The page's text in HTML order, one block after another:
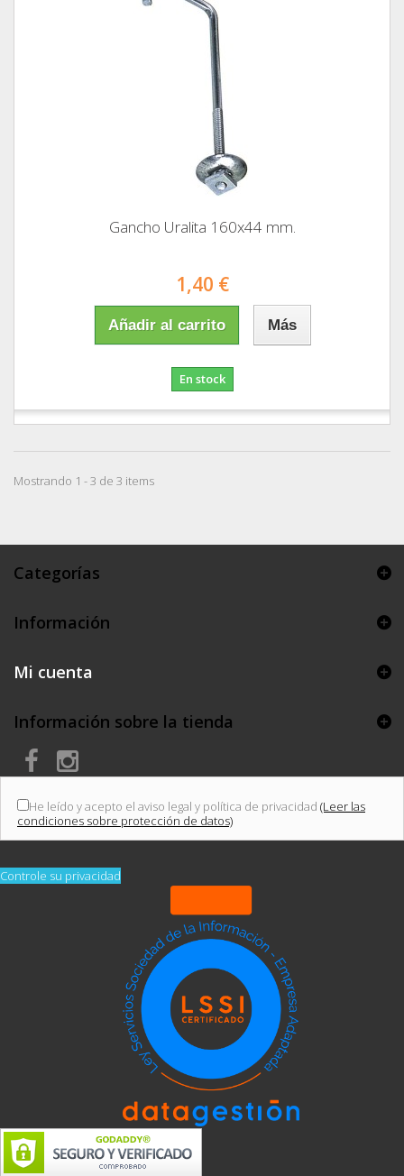
Gancho Uralita 160x44 mm.
1,40 €
Añadir al carrito Más
En stock
Mostrando 1 - 3 de 3 items
Categorías
Información
Mi cuenta
Información sobre la tienda
He leído y acepto el aviso legal y política de privacidad (Leer las
condiciones sobre protección de datos)
Controle su privacidad